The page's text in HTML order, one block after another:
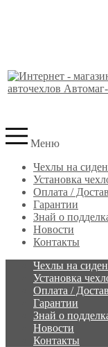
Меню
Чехлы на
Установка
Оплата /
Гарантии
Знай о
Новости
Контакты
Чехлы на
Установка
Оплата /
Гарантии
Знай о
Новости
Контакты